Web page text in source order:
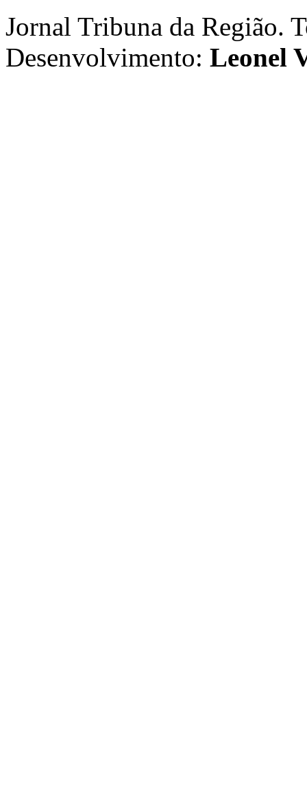
Jornal Tribuna da Região.
Desenvolvimento: Leonel